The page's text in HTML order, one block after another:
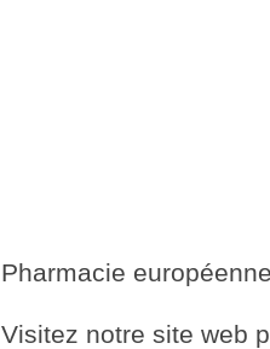
Pharmacie
Visitez notre site web